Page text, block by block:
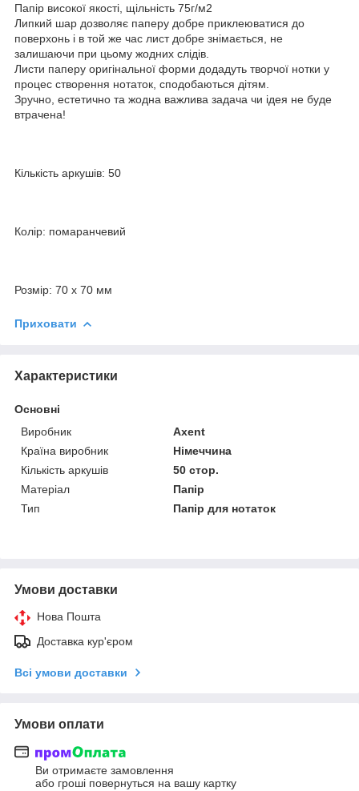
Папір високої якості, щільність 75г/м2
Липкий шар дозволяє паперу добре приклеюватися до
поверхонь і в той же час лист добре знімається, не
залишаючи при цьому жодних слідів.
Листи паперу оригінальної форми додадуть творчої нотки у
процес створення нотаток, сподобаються дітям.
Зручно, естетично та жодна важлива задача чи ідея не буде
втрачена!
Кількість аркушів: 50
Колір: помаранчевий
Розмір: 70 x 70 мм
Приховати
Характеристики
Основні
Виробник
Axent
Країна виробник
Німеччина
Кількість аркушів
50 стор.
Матеріал
Папір
Тип
Папір для нотаток
Умови доставки
Нова Пошта
Доставка кур'єром
Всі умови доставки
Умови оплати
Ви отримаєте замовлення
або гроші повернуться на вашу картку